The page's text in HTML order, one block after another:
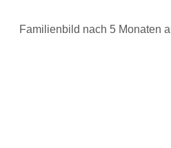
Familienbild nach 5 Monaten